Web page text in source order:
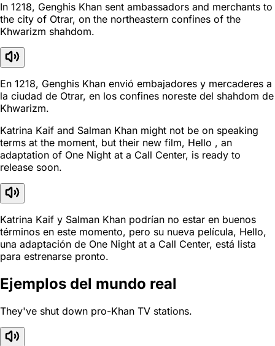
In 1218, Genghis Khan sent ambassadors and merchants to
the city of Otrar, on the northeastern confines of the
Khwarizm shahdom.
En 1218, Genghis Khan envió embajadores y mercaderes a
la ciudad de Otrar, en los confines noreste del shahdom de
Khwarizm.
Katrina Kaif and Salman Khan might not be on speaking
terms at the moment, but their new film, Hello , an
adaptation of One Night at a Call Center, is ready to
release soon.
Katrina Kaif y Salman Khan podrían no estar en buenos
términos en este momento, pero su nueva película, Hello,
una adaptación de One Night at a Call Center, está lista
para estrenarse pronto.
Ejemplos del mundo real
They've shut down pro-Khan TV stations.